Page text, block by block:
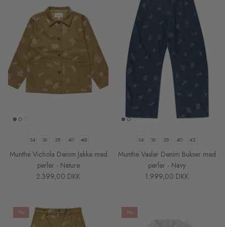
34 36 38 40 42
Munthe Vichola Denim Jakke med
perler - Nature
2.399,00 DKK
34 36 38 40 42
Munthe Vasler Denim Bukser med
perler - Navy
1.999,00 DKK
Ny Ny